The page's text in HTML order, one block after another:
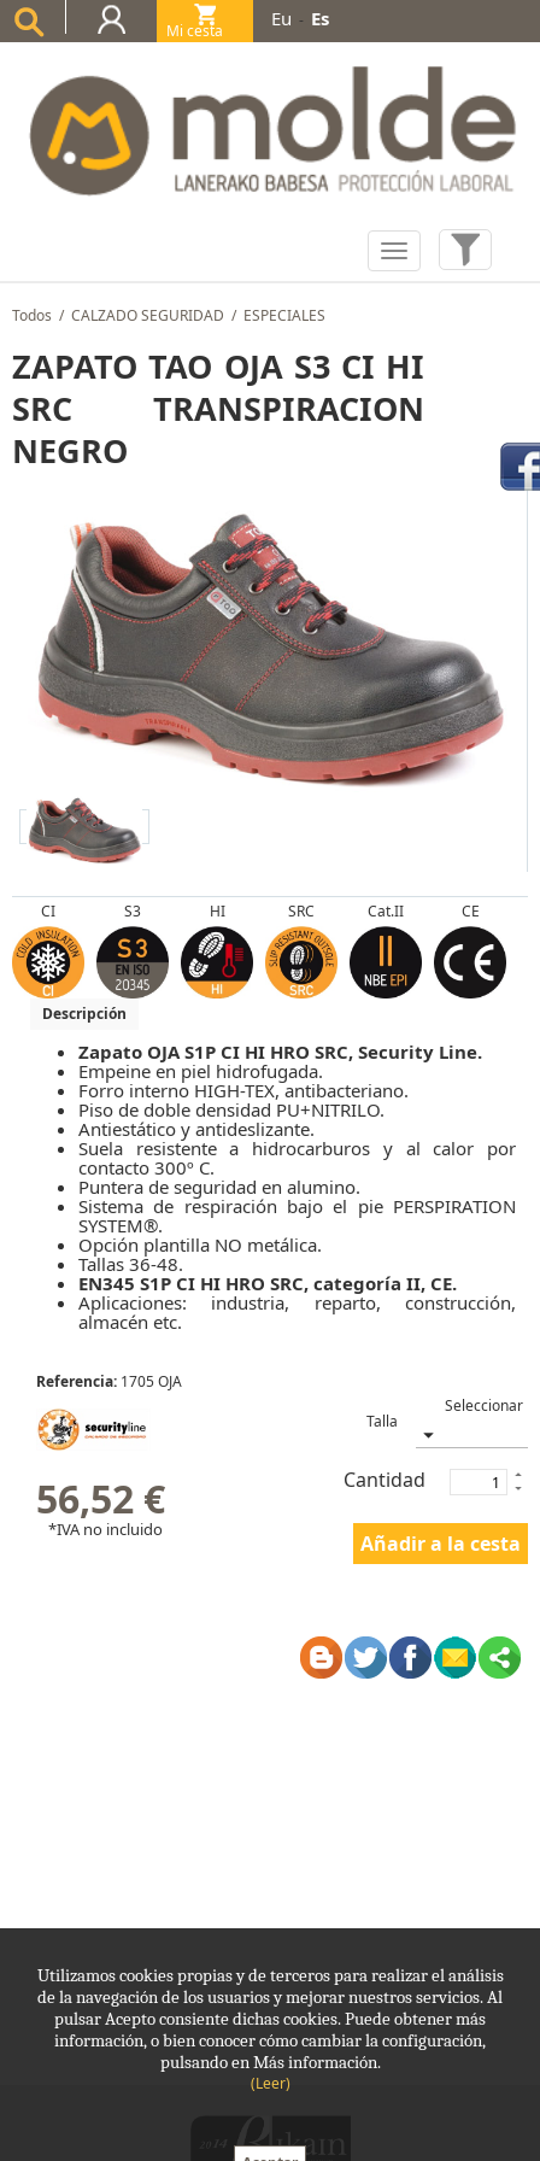
Utilizamos cookies propias y de terceros para realizar el análisis
de la navegación de los usuarios y mejorar nuestros servicios. Al
pulsar Acepto consiente dichas cookies. Puede obtener más
información, o bien conocer cómo cambiar la configuración,
pulsando en Más información.
(Leer)
Mi cesta
(0)
Eu - Es
Todos / CALZADO SEGURIDAD / ESPECIALES
ZAPATO TAO OJA S3 CI HI
SRC TRANSPIRACION
NEGRO
CI S3 HI SRC Cat.II CE
Descripción
Zapato OJA S1P CI HI HRO SRC, Security Line.
Empeine en piel hidrofugada.
Forro interno HIGH-TEX, antibacteriano.
Piso de doble densidad PU+NITRILO.
Antiestático y antideslizante.
Suela resistente a hidrocarburos y al calor por
contacto 300º C.
Puntera de seguridad en alumino.
Sistema de respiración bajo el pie PERSPIRATION
SYSTEM®.
Opción plantilla NO metálica.
Tallas 36-48.
EN345 S1P CI HI HRO SRC, categoría II, CE.
Aplicaciones: industria, reparto, construcción,
almacén etc.
Referencia: 1705 OJA
Talla
56,52 €
*IVA no incluido
Cantidad